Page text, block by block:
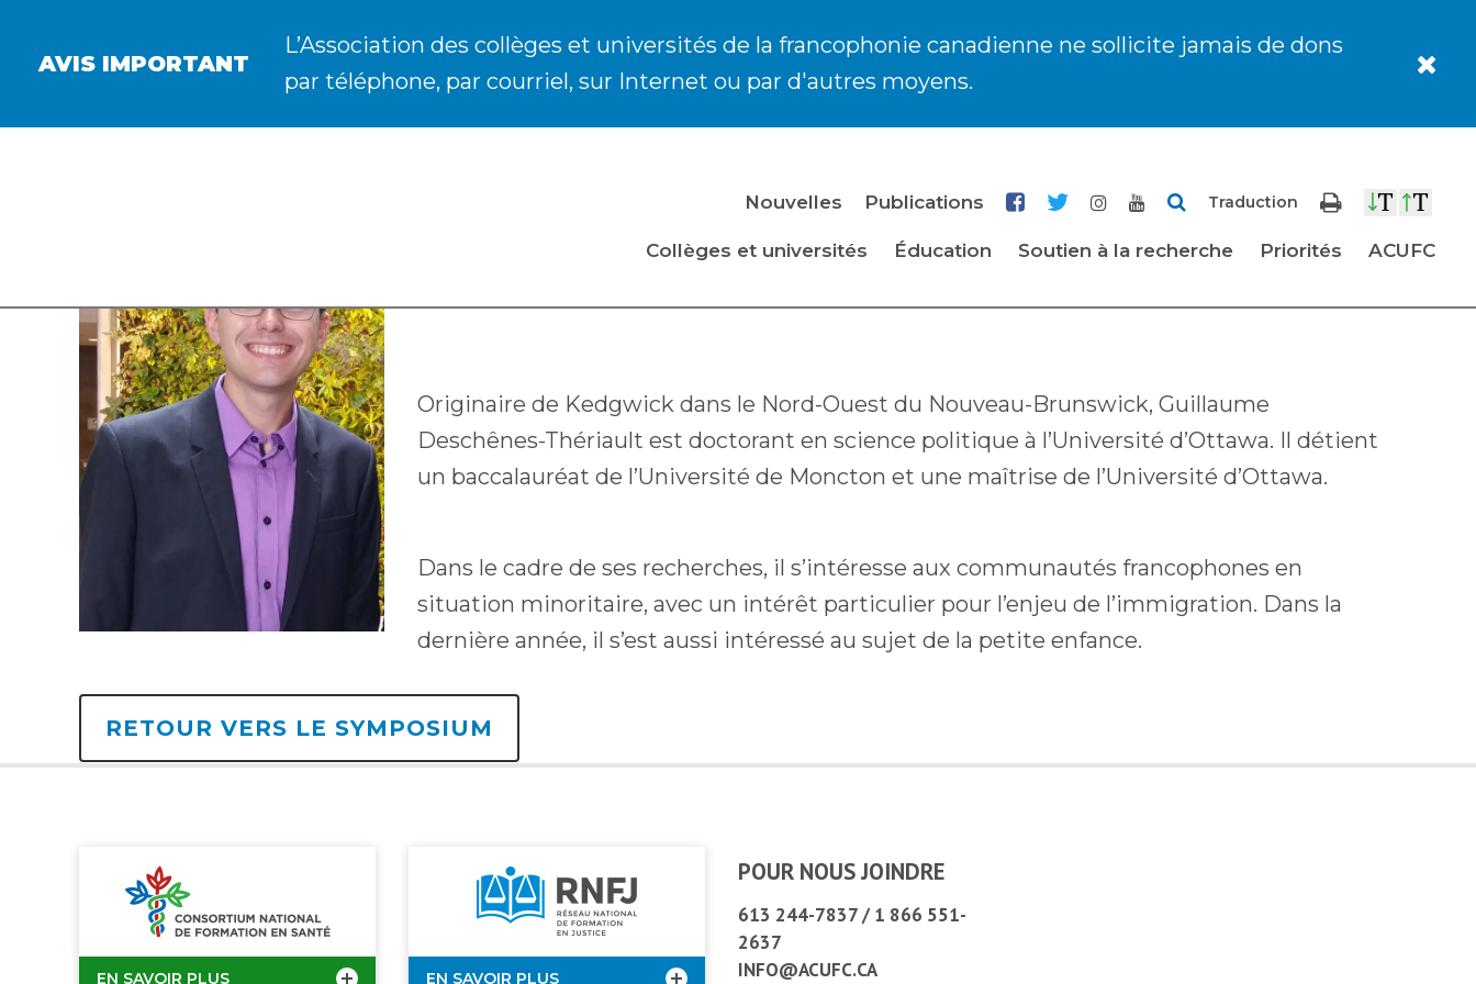
AVIS IMPORTANT
L’Association des collèges et universités de la francophonie canadienne ne sollicite jamais de dons
par téléphone, par courriel, sur Internet ou par d'autres moyens.
Nouvelles Publications Traduction
Collèges et universités Éducation Soutien à la recherche Priorités ACUFC
GUILLAUME DESCHÊNES-THÉRIAULT
Originaire de Kedgwickdans le Nord-Ouest du Nouveau-Brunswick, Guillaume
Deschênes-Thériault est doctorant en science politique à l’Université d’Ottawa. Il détient
un baccalauréat de l’Université de Moncton et une maîtrise de l’Université d’Ottawa.
Dans le cadre de ses recherches, il s’intéresse aux communautés francophones en
situation minoritaire, avec un intérêt particulier pour l’enjeu de l’immigration. Dans la
dernière année, il s’est aussi intéressé au sujet de la petite enfance.
RETOUR VERS LE SYMPOSIUM
EN SAVOIR PLUS EN SAVOIR PLUS
POUR NOUS JOINDRE
613 244-7837/1 866 551-
2637
INFO@ACUFC.CA